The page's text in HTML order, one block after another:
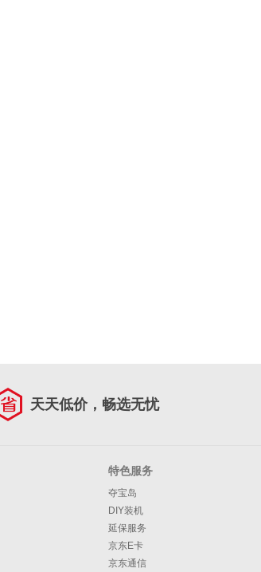
天天低价，畅选无忧
特色服务
夺宝岛
DIY装机
延保服务
京东E卡
京东通信